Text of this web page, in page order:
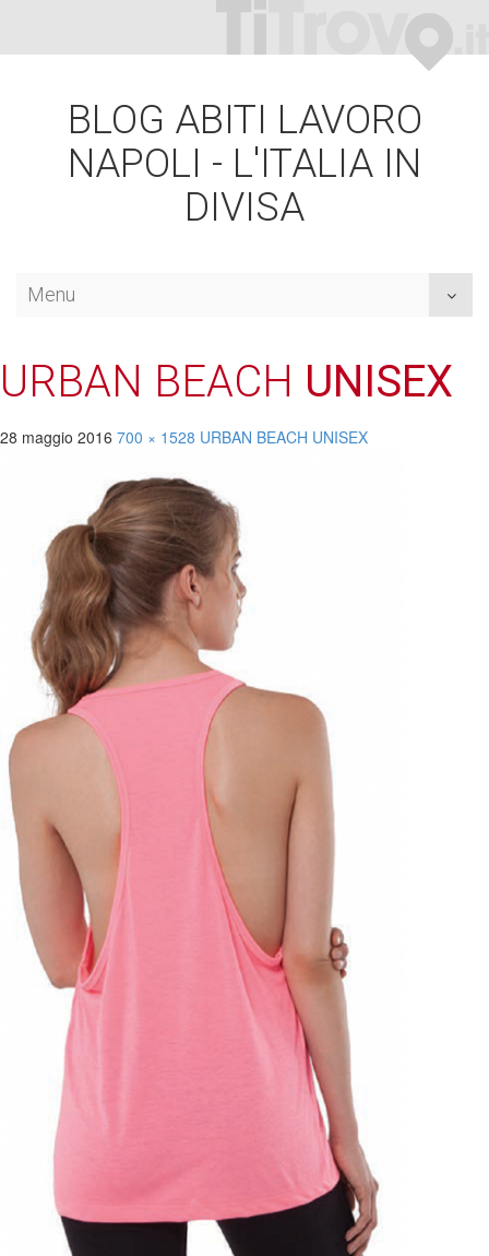
BLOG ABITI LAVORO
NAPOLI - L'ITALIA IN
DIVISA
Menu
URBAN BEACH UNISEX
28 maggio 2016 700 × 1528 URBAN BEACH UNISEX